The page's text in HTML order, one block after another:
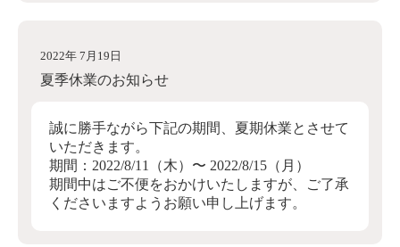
2022年 7月19日
夏季休業のお知らせ
誠に勝手ながら下記の期間、夏期休業とさせて
いただきます。
期間：2022/8/11（木）〜 2022/8/15（月）
期間中はご不便をおかけいたしますが、ご了承
くださいますようお願い申し上げます。